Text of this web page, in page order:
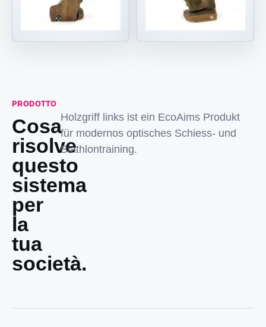
PRODOTTO
Cosa
risolve
questo
sistema
per
la
tua
società.
Holzgriff links ist ein EcoAims Produkt
für modernos optisches Schiess- und
Biathlontraining.